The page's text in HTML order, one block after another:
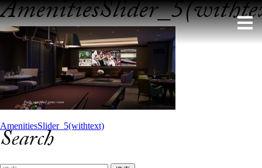
Skip
to
content
文
章
AmenitiesSlider_5(withtext)
Search